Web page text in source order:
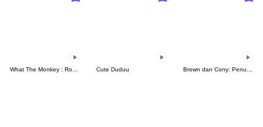
Cute Duduu